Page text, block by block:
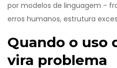
por modelos de linguagem -
erros humanos, estrutura
Quando o uso
vira problema